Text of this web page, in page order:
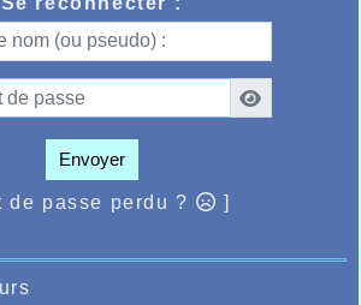
fallait rajouter les 7 petits de
tous méritants.
des Halluinois :
asp.net/liste.aspx?
la jeune cadette Fran
licenciée à l’AHVL devait
l’épreuve
Envoyer
de passe perdu ? ]